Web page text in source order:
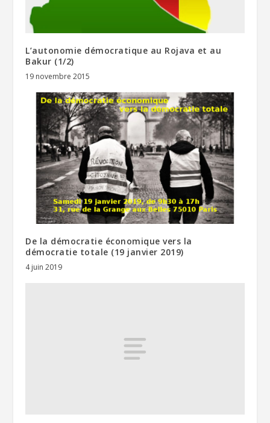
L’autonomie démocratique au Rojava et au
Bakur (1/2)
19 novembre 2015
De la démocratie économique vers la
démocratie totale (19 janvier 2019)
4 juin 2019